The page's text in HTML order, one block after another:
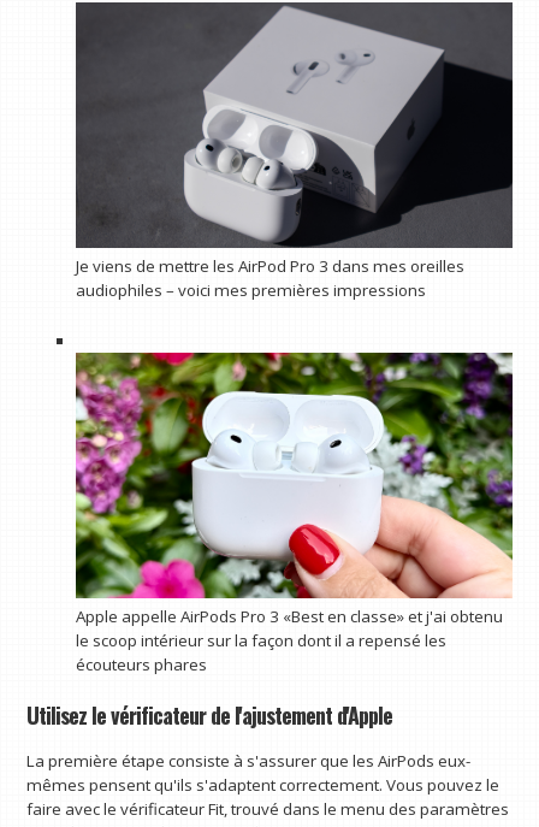
Je viens de mettre les AirPod Pro 3 dans mes oreilles
audiophiles – voici mes premières impressions
Apple appelle AirPods Pro 3 «Best en classe» et j'ai obtenu
le scoop intérieur sur la façon dont il a repensé les
écouteurs phares
Utilisez le vérificateur de l'ajustement d'Apple
La première étape consiste à s'assurer que les AirPods eux-
mêmes pensent qu'ils s'adaptent correctement. Vous pouvez le
faire avec le vérificateur Fit, trouvé dans le menu des paramètres